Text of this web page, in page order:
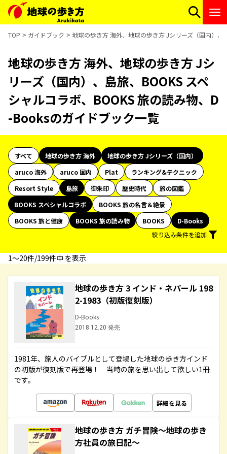
TOP ガイドブック 地球の歩き方 海外、地球の歩き方 Jシリーズ（国内）
地球の歩き方 海外、地球の歩き方 Jシ
リーズ（国内）、島旅、BOOKS スペ
シャルコラボ、BOOKS 旅の読み物、D
-Booksのガイドブック一覧
すべて 地球の歩き方 海外
地球の歩き方 Jシリーズ（国内）
aruco 海外
aruco 国内 Plat
ランキング&テクニック
Resort Style
島旅 御朱印 歴史時代
旅の図鑑
BOOKS スペシャルコラボ
BOOKS 旅の名言＆絶景
BOOKS 旅と健康
BOOKS 旅の読み物 BOOKS
D-Books
絞り込み条件を追加
1〜20件/199件中 を表示
地球の歩き方 3 インド・ネパール 198
2-1983（初版復刻版）
D-Books
2018.12.20 発売
1981年、旅人のバイブルとして登場した地球の歩き方インド
の初版が復刻版で再登場！ 当時の旅を思い出して欲しい1冊
です。
詳細を見る
地球の歩き方 ガチ冒険～地球の歩き
方社員の旅日記～